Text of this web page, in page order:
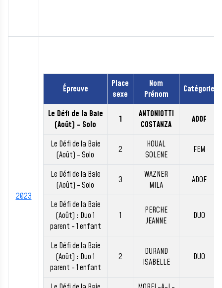
2023
Épreuve
Place
sexe
Nom
Prénom
Catégorie
Le Défi de la Baie
(Août) - Solo
1
ANTONIOTTI
COSTANZA
ADOF
Le Défi de la Baie
(Août) - Solo
2
HOUAL
SOLENE
FEM
Le Défi de la Baie
(Août) - Solo
3
WAZNER
MILA
ADOF
Le Défi de la Baie
(Août) : Duo 1
parent - 1 enfant
1
PERCHE
JEANNE
DUO
Le Défi de la Baie
(Août) : Duo 1
parent - 1 enfant
2
DURAND
ISABELLE
DUO